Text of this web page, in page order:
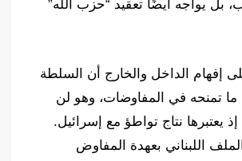
بل يواجه أيضًا تعقيد “حزب الله”
إفهام الداخل والخارج أن السلطة
ما تمنحه في المفاوضات، وهو لن
إذ يعتبرها نتاج تواطؤ مع إسرائيل.
اللبناني بعهدة المفاوض